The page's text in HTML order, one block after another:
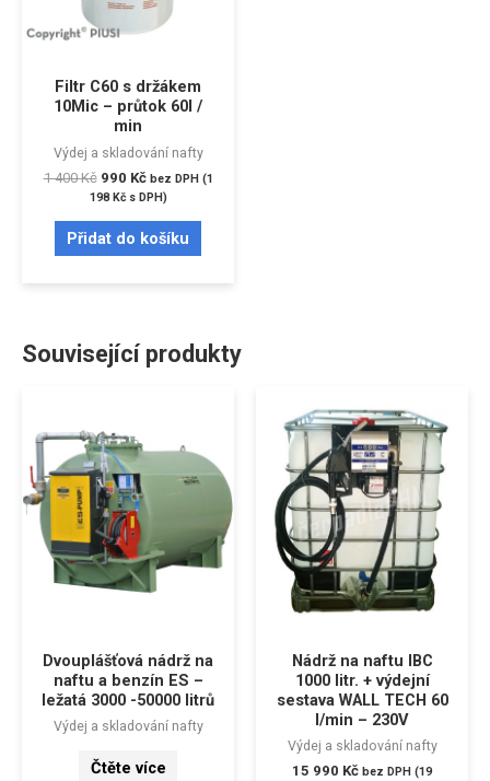
Filtr C60 s držákem
10Mic – průtok 60l /
min
Výdej a skladování nafty
1 400Kč 990 Kč bez DPH (1
198 Kčs DPH)
Přidat do košíku
Související produkty
Dvouplášťová nádrž na
naftu a benzín ES –
ležatá 3000 -50000 litrů
Výdej a skladování nafty
Čtěte více
Nádrž na naftu IBC
1000 litr. + výdejní
sestava WALL TECH 60
l/min – 230V
Výdej a skladování nafty
15 990 Kč bez DPH (19